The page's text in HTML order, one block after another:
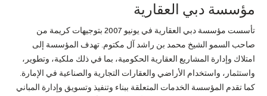
مؤسسة دبي العقارية
تأسست مؤسسة دبي العقارية في يونيو 2007 بتوجيهات كريمة من
صاحب السمو الشيخ محمد بن راشد آل مكتوم. تهدف المؤسسة إلى
امتلاك وإدارة المشاريع العقارية الحكومية، بما في ذلك ملكية، وتطوير،
واستثمار، واستخدام الأراضي والعقارات التجارية والصناعية في الإمارة.
كما تقدم المؤسسة الخدمات المتعلقة ببناء وتنفيذ وتسويق وإدارة المباني